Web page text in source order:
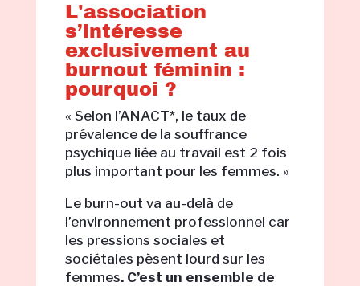
L'association
s’intéresse
exclusivement au
burnout féminin :
pourquoi ?
« Selon l’ANACT*, le taux de
prévalence de la souffrance
psychique liée au travail est 2 fois
plus important pour les femmes. »
Le burn-out va au-delà de
l’environnement professionnel car
les pressions sociales et
sociétales pèsent lourd sur les
femmes. C’est un ensemble de